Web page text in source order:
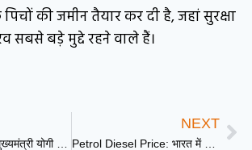
की जमीन तैयार कर दी है, जहां सुरक्षा
सबसे बड़े मुद्दे रहने वाले हैं।
Saharanpur में मुख्यमंत्री योगी आदित्यनाथ का अचानक दौरा: क्या हैं इसके राजनीतिक मायने?
NEXT
Petrol Diesel Price: भारत में Petrol-Diesel सस्ता, पेट्रोल ₹5 और डीजल ₹ 3 लीटर, इस कंपनी ने घटाए दाम